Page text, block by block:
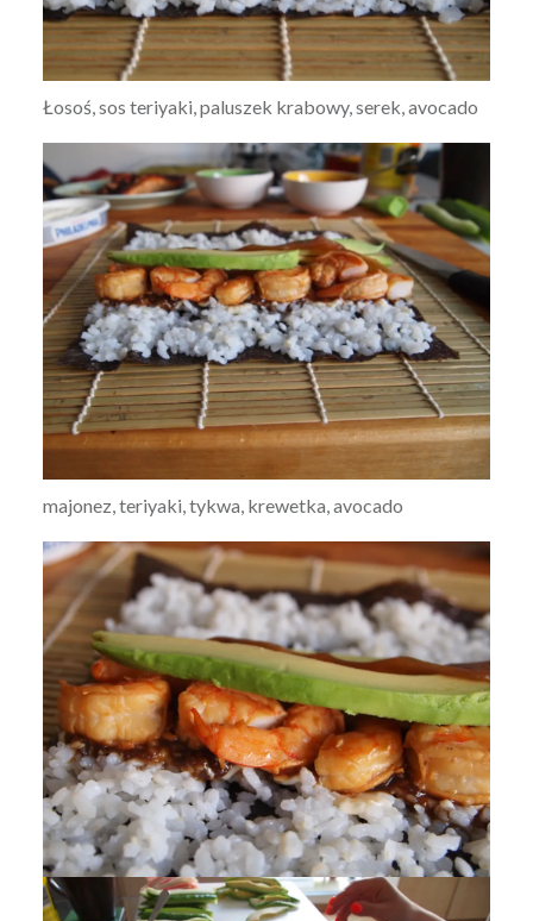
Łosoś, sos teriyaki, paluszek krabowy, serek, avocado
majonez, teriyaki, tykwa, krewetka, avocado